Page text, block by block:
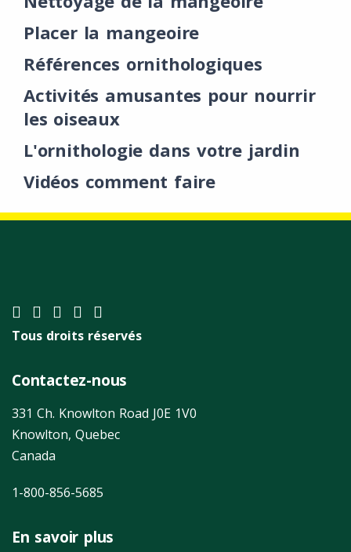
Placer la mangeoire
Références ornithologiques
Activités amusantes pour nourrir
les oiseaux
L'ornithologie dans votre jardin
Vidéos comment faire
Tous droits réservés
Contactez-nous
331 Ch. Knowlton Road J0E 1V0
Knowlton, Quebec
Canada
1-800-856-5685
En savoir plus